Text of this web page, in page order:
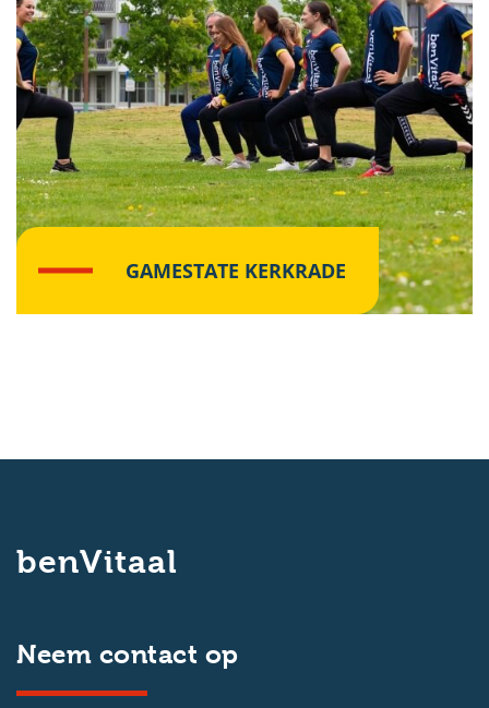
GAMESTATE KERKRADE
benVitaal
Neem contact op